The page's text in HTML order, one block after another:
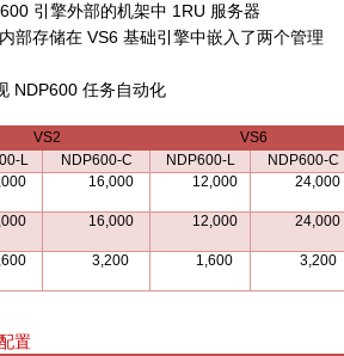
引擎外部的机架中 1RU 服务器
部存储在VS6 基础引擎中嵌入了两个管理
NDP600 任务自动化
VS2
VS6
L
NDP600-C NDP600-L
NDP600-C
16,000 12,000 24,000
16,000 12,000 24,000
3,200 1,600 3,200
置